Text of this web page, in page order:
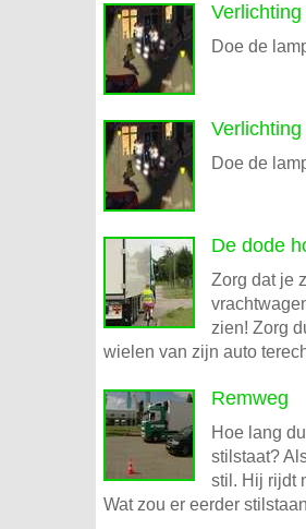
Doe de
Doe de
De dode
Zorg dat je
zien! Zorg
wielen van zijn auto
Remweg
Hoe lang
stilstaat?
stil. Hij rijdt
Wat zou er eerder